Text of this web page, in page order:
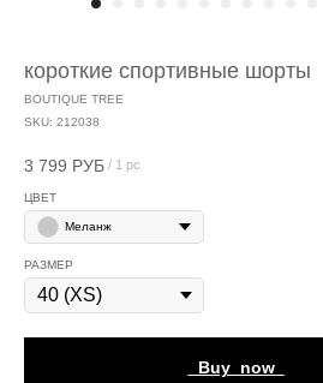
короткие спортивные шорты
BOUTIQUE TREE
SKU: 212038
3 799 РУБ / 1 pc
ЦВЕТ
Меланж
РАЗМЕР
_Buy_now_